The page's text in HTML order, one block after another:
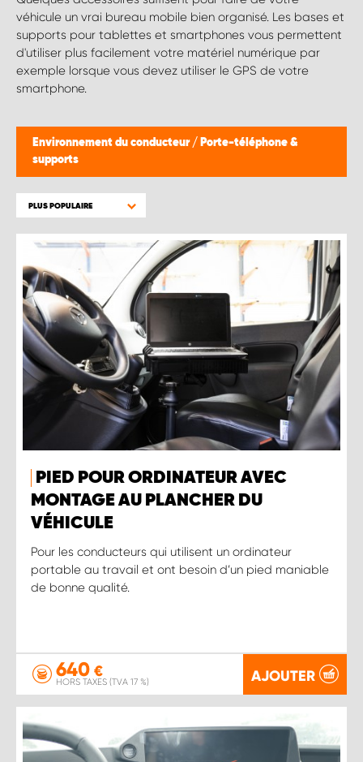
véhicule un vrai bureau mobile bien organisé. Les bases et
supports pour tablettes et smartphones vous permettent
d'utiliser plus facilement votre matériel numérique par
exemple lorsque vous devez utiliser le GPS de votre
smartphone.
Environnement du conducteur / Porte-téléphone &
supports
PLUS POPULAIRE
PIED POUR ORDINATEUR AVEC
MONTAGE AU PLANCHER DU
VÉHICULE
Pour les conducteurs qui utilisent un ordinateur
portable au travail et ont besoin d’un pied maniable
de bonne qualité.
640 €
HORS TAXES (TVA 17 %) AJOUTER